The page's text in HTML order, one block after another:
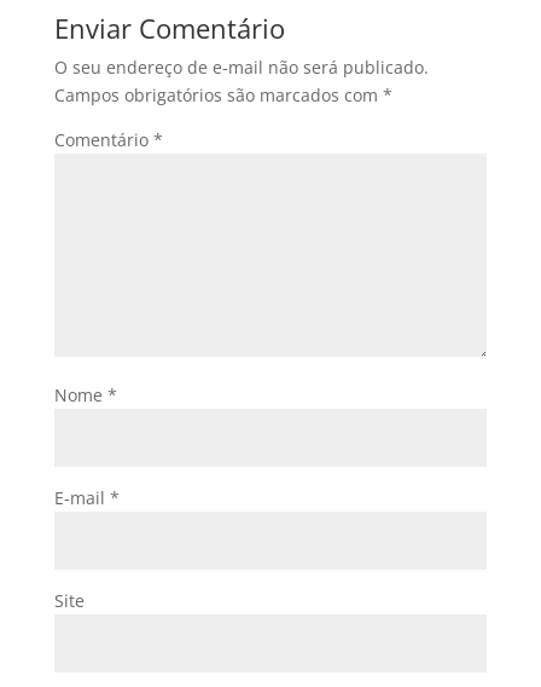
Enviar Comentário
O seu endereço de e-mail não será publicado.
Campos obrigatórios são marcados com *
Comentário *
Nome *
E-mail *
Site